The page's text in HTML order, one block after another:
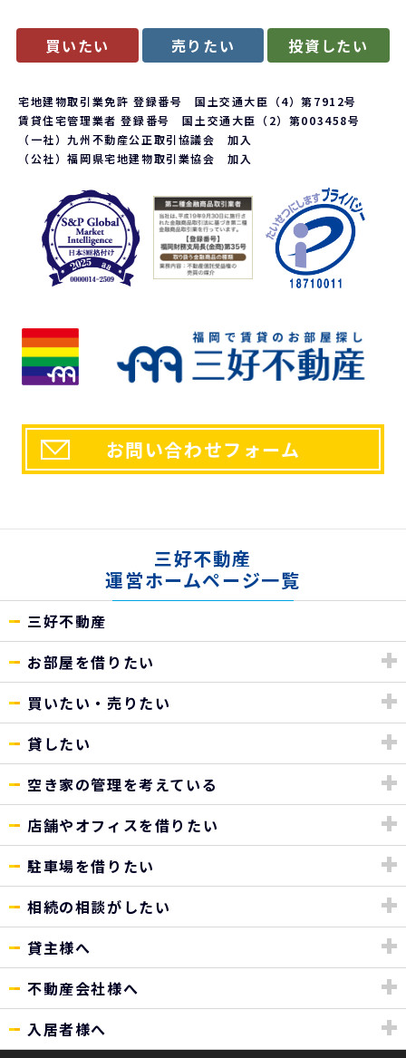
買いたい 売りたい 投資したい
宅地建物取引業免許 登録番号 国土交通大臣（4）第7912号
賃貸住宅管理業者 登録番号 国土交通大臣（2）第003458号
（一社）九州不動産公正取引協議会 加入
（公社）福岡県宅地建物取引業協会 加入
お問い合わせフォーム
三好不動産
運営ホームページ一覧
三好不動産
お部屋を借りたい
買いたい・売りたい
貸したい
空き家の管理を考えている
店舗やオフィスを借りたい
駐車場を借りたい
相続の相談がしたい
貸主様へ
不動産会社様へ
入居者様へ